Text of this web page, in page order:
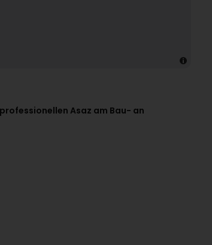
Asaz am Bau- an